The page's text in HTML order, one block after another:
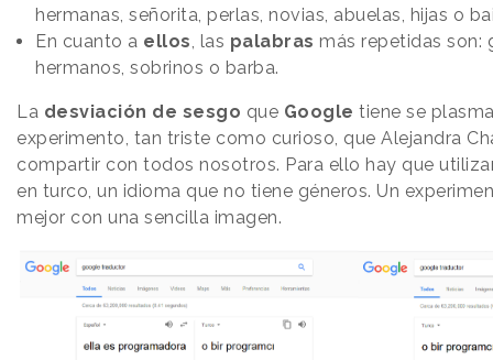
hermanas, señorita, perlas, novias, abuelas, hijas o
En cuanto a ellos , las palabras más repetidas son:
hermanos, sobrinos o barba.
La desviación de sesgo que Google tiene se
experimento, tan triste como curioso, que Alejandra
compartir con todos nosotros. Para ello hay que
en turco, un idioma que no tiene géneros. Un
mejor con una sencilla imagen.